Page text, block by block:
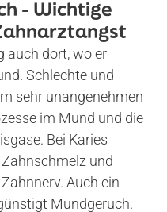
- Wichtige
auch dort, wo er
Schlechte und
sehr unangenehmen
im Mund und die
Bei Karies
und
Auch ein
Mundgeruch.